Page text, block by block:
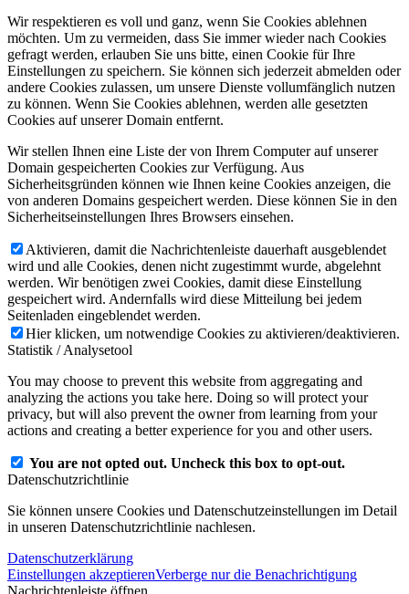
Wir respektieren es voll und ganz, wenn Sie Cookies ablehnen
möchten. Um zu vermeiden, dass Sie immer wieder nach Cookies
gefragt werden, erlauben Sie uns bitte, einen Cookie für Ihre
Einstellungen zu speichern. Sie können sich jederzeit abmelden oder
andere Cookies zulassen, um unsere Dienste vollumfänglich nutzen
zu können. Wenn Sie Cookies ablehnen, werden alle gesetzten
Cookies auf unserer Domain entfernt.
Wir stellen Ihnen eine Liste der von Ihrem Computer auf unserer
Domain gespeicherten Cookies zur Verfügung. Aus
Sicherheitsgründen können wie Ihnen keine Cookies anzeigen, die
von anderen Domains gespeichert werden. Diese können Sie in den
Sicherheitseinstellungen Ihres Browsers einsehen.
Aktivieren, damit die Nachrichtenleiste dauerhaft ausgeblendet
wird und alle Cookies, denen nicht zugestimmt wurde, abgelehnt
werden. Wir benötigen zwei Cookies, damit diese Einstellung
gespeichert wird. Andernfalls wird diese Mitteilung bei jedem
Seitenladen eingeblendet werden.
Hier klicken, um notwendige Cookies zu aktivieren/deaktivieren.
Statistik / Analysetool
You may choose to prevent this website from aggregating and
analyzing the actions you take here. Doing so will protect your
privacy, but will also prevent the owner from learning from your
actions and creating a better experience for you and other users.
You are not opted out. Uncheck this box to opt-out.
Datenschutzrichtlinie
Sie können unsere Cookies und Datenschutzeinstellungen im Detail
in unseren Datenschutzrichtlinie nachlesen.
Datenschutzerklärung
Einstellungen akzeptierenVerberge nur die Benachrichtigung